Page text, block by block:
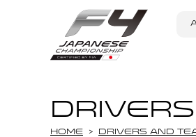
Home DRIVERS AND